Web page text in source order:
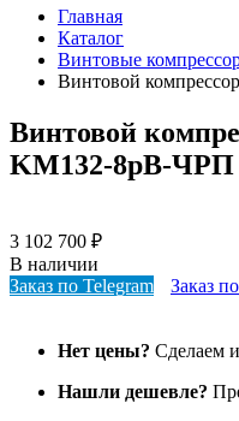
Главная
Каталог
Винтовые
Винтовой
Винтовой
KM132-8рВ-ЧРП
3 102 700 ₽
В наличии
Заказ по Telegram
Заказ
Нет цены? Сделаем
Нашли дешевле?